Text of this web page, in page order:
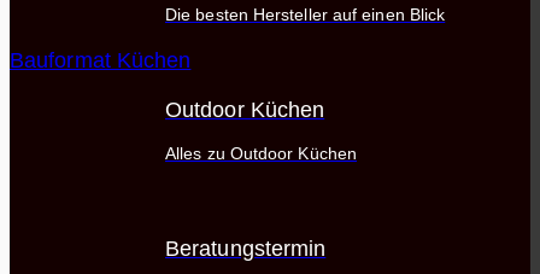
Die besten Hersteller auf einen Blick
Outdoor Küchen
Alles zu Outdoor Küchen
Beratungstermin
Bauformat Küchen